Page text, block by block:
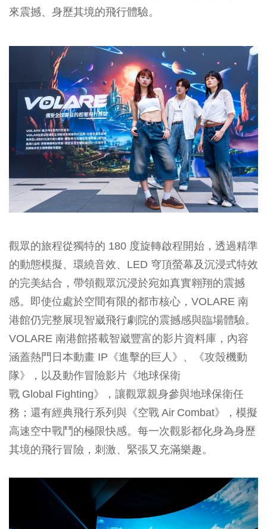
來震撼、身歷其境的飛行體驗。
觀眾的旅程從獨特的 180 度旋轉啟程開始，透過精準
的動態模擬、環繞音效、LED 穹頂螢幕及沉浸式特效
的完美結合，帶領觀眾沉浸於宛如真實翱翔的震撼
感。即使位處於空間有限的都市核心， VOLARE 南
港館仍完整展現智崴飛行劇院的震撼感與臨場體驗。
VOLARE 南港館搭載智崴豐富的影片資料庫，內容
涵蓋熱門日本動畫 IP《進擊的巨人》、《攻殼機動
隊》，以及動作冒險影片《地球保衛
戰 Global Fighting》，讓觀眾親身參與地球保衛任
務；還有經典飛行系列與《空戰 Air Combat》，模擬
高速空中戰鬥的極限快感。每一次觀影都化身為身歷
其境的飛行冒險，刺激、緊張又充滿樂趣。